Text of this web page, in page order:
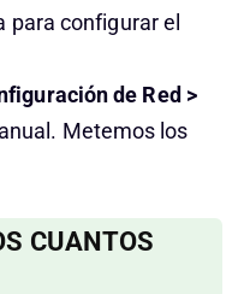
para configurar el
de Red >
Metemos los
CUANTOS